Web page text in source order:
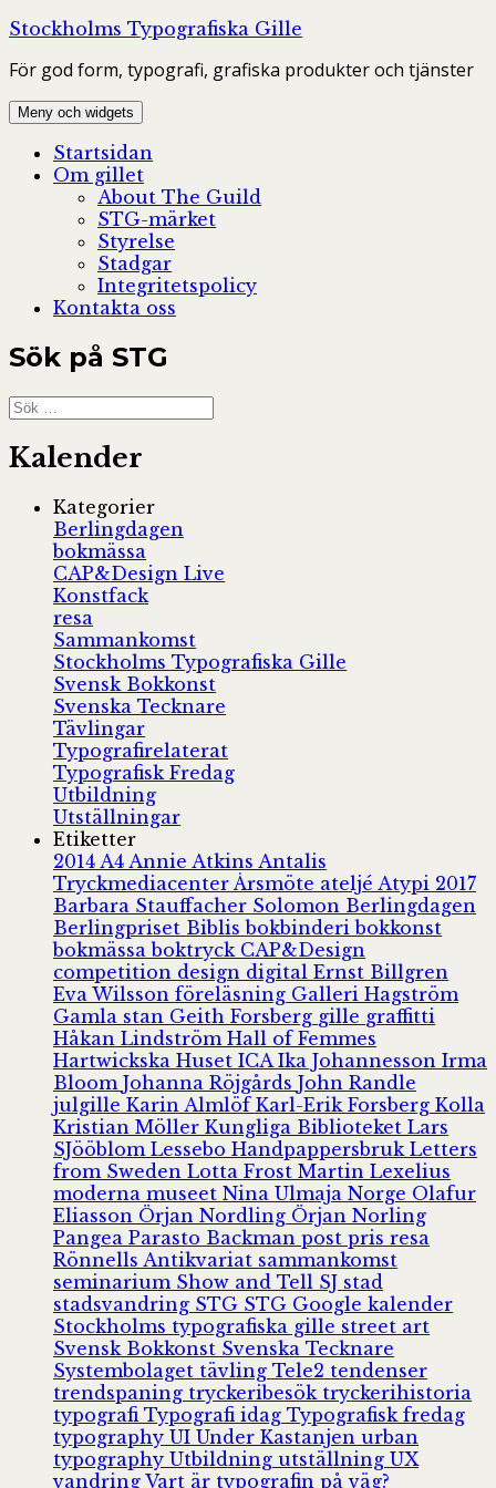
Hoppa
innehåll
Stockholms Typografiska Gille
För god form, typografi, grafiska produkter och tjänster
Meny och widgets
Startsidan
Om gillet
About The Guild
STG-märket
Styrelse
Stadgar
Integritetspolicy
Kontakta oss
Sök på STG
Sök
efter:
Kalender
Kategorier
Berlingdagen
bokmässa
CAP&Design Live
Konstfack
resa
Sammankomst
Stockholms Typografiska Gille
Svensk Bokkonst
Svenska Tecknare
Tävlingar
Typografirelaterat
Typografisk Fredag
Utbildning
Utställningar
Etiketter
2014 A4 Annie Atkins Antalis
Tryckmediacenter Årsmöte ateljé Atypi 2017
Barbara Stauffacher Solomon Berlingdagen
Berlingpriset Biblisbokbinderibokkonst
bokmässaboktryck CAP&Design
competition design digital Ernst Billgren
Eva Wilsson föreläsning Galleri Hagström
Gamla stan Geith Forsberg gille graffitti
Håkan Lindström Hall of Femmes
Hartwickska Huset ICA Ika Johannesson Irma
Bloom Johanna Röjgårds John Randle
julgille Karin Almlöf Karl-Erik Forsberg Kolla
Kristian Möller Kungliga Biblioteket Lars
SJööblom Lessebo Handpappersbruk Letters
from Sweden Lotta Frost Martin Lexelius
moderna museet Nina Ulmaja Norge Olafur
Eliasson Örjan Nordling Örjan Norling
Pangea Parasto Backman post pris resa
Rönnells Antikvariat sammankomst
seminarium Show and Tell SJ stad
stadsvandring STG STG Google kalender
Stockholms typografiska gille street art
Svensk Bokkonst Svenska Tecknare
Systembolaget tävling Tele2 tendenser
trendspaning tryckeribesök tryckerihistoria
typografi Typografi idag Typografisk fredag
typography UI Under Kastanjen urban
typography Utbildning utställning UX
vandring Vart är typografin på väg?